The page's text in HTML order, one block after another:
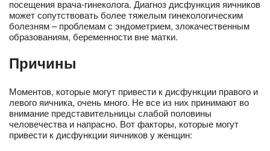
посещения врача-гинеколога. Диагноз дисфункция яичников
может сопутствовать более тяжелым гинекологическим
болезням – проблемам с эндометрием, злокачественным
образованиям, беременности вне матки.
Причины
Моментов, которые могут привести к дисфункции правого и
левого яичника, очень много. Не все из них принимают во
внимание представительницы слабой половины
человечества и напрасно. Вот факторы, которые могут
привести к дисфункции яичников у женщин: